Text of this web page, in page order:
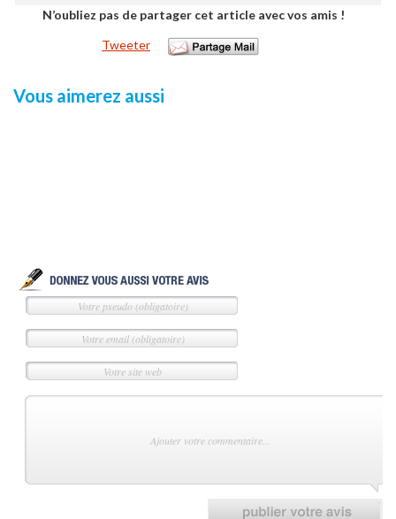
N’oubliez pas de partager cet article avec vos amis !
Tweeter
Vous aimerez aussi